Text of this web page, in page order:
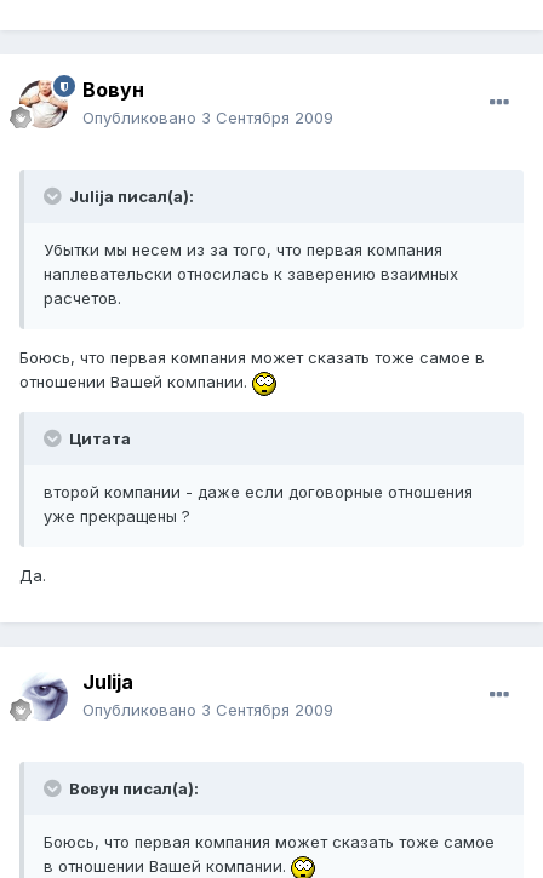
Вовун
Опубликовано 3 Сентября 2009
Julija писал(а):
Убытки мы несем из за того, что первая компания
наплевательски относилась к заверению взаимных
расчетов.
Боюсь, что первая компания может сказать тоже самое в
отношении Вашей компании.
Цитата
второй компании - даже если договорные отношения
уже прекращены ?
Да.
Julija
Опубликовано 3 Сентября 2009
Вовун писал(а):
Боюсь, что первая компания может сказать тоже самое
в отношении Вашей компании.